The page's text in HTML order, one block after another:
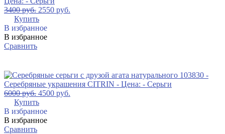
3400руб. 2550 руб.
Купить
В избранное
В избранное
Сравнить
6000руб. 4500 руб.
Купить
В избранное
В избранное
Сравнить